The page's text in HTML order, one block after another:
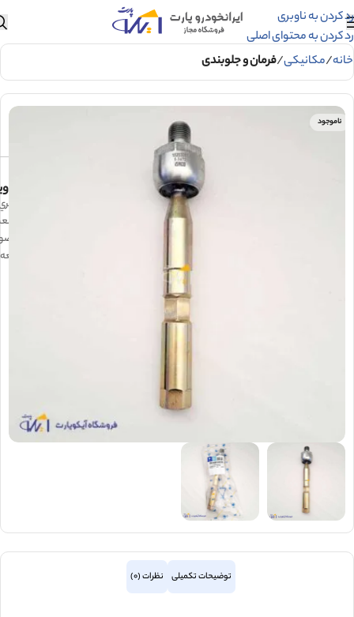
رد کردن به ناوبری
رد کردن به محتوای اصلی
خانه مکانیکی فرمان و جلوبندی
ناموجود
در
توضیحات تکمیلی نظرات (0)